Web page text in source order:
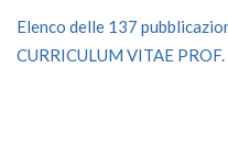
Elenco delle 137
CURRICULUM VITAE